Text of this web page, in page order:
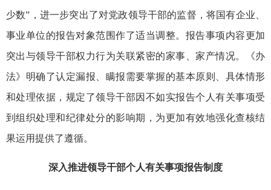
少数”，进一步突出了对党政领导干部的监督，将国有企业、
事业单位的报告对象范围作了适当调整。报告事项内容更加
突出与领导干部权力行为关联紧密的家事、家产情况。《办
法》明确了认定漏报、瞒报需要掌握的基本原则、具体情形
和处理依据，规定了领导干部因不如实报告个人有关事项受
到组织处理和纪律处分的影响期，为更加有效地强化查核结
果运用提供了遵循。
深入推进领导干部个人有关事项报告制度